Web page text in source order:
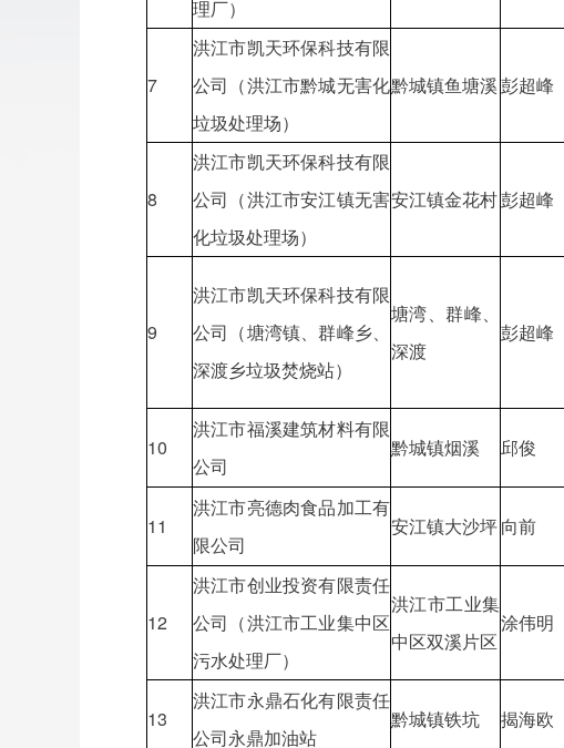
理厂）
7
洪江市凯天环保科技有限
公司（洪江市黔城无害化
垃圾处理场）
黔城镇鱼塘溪彭超峰
8
洪江市凯天环保科技有限
公司（洪江市安江镇无害
化垃圾处理场）
安江镇金花村彭超峰
9
洪江市凯天环保科技有限
公司（塘湾镇、群峰乡、
深渡乡垃圾焚烧站）
塘湾、群峰、
深渡
彭超峰
10
洪江市福溪建筑材料有限
公司
黔城镇烟溪 邱俊
11
洪江市亮德肉食品加工有
限公司
安江镇大沙坪向前
12
洪江市创业投资有限责任
公司（洪江市工业集中区
污水处理厂）
洪江市工业集
中区双溪片区
涂伟明
13
洪江市永鼎石化有限责任
公司永鼎加油站
黔城镇铁坑 揭海欧